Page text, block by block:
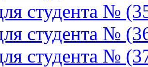
студента №
студента №
студента №